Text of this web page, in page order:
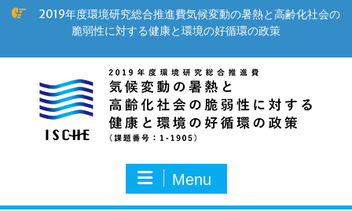
Skip
2019年度環境研究総合推進費気候変動の暑熱と高齢化社会の
脆弱性に対する健康と環境の好循環の政策
Menu